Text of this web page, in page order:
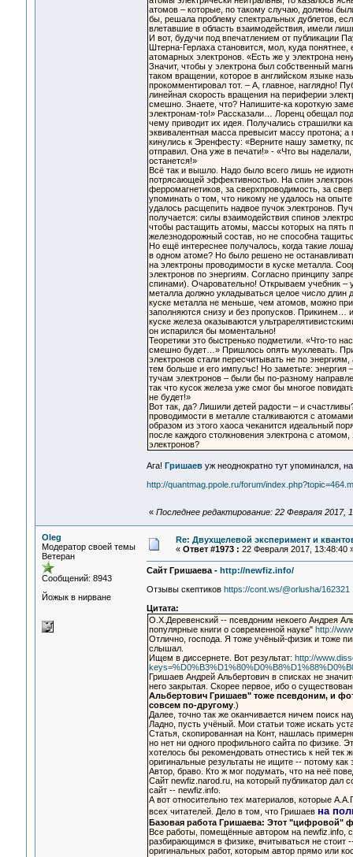
атомов – которые, по такому случаю, должны
бы, решала проблему спектральных дублетов,
влетавшие в область взаимодействия, имели
И вот, будучи под впечатлением от публикации
Штерна-Герлаха становится, мол, куда
атомарных электронов. «Есть же у электрона
Значит, чтобы у электрона был собственный
таком вращении, которое в английском языке
прокомментировал тот. – А, главное, наглядно!
линейная скорость вращения на периферии
смешно. Знаете, что? Напишите-ка короткую
электронам-то!» Рассказали… Лоренц обещал
чему приводит их идея. Получались страшилки
эквивалентная масса превысит массу протона;
кинулись к Эренфесту: «Верните нашу заметку,
отправил. Она уже в печати!» - «Что вы
останется!»
Всё так и вышло. Надо было всего лишь не
потрясающей эффективностью. На спин
ферромагнетиков, за сверхпроводимость, за
упоминать о том, что никому не удалось на
удалось расщепить надвое пучок электронов.
получается: силы взаимодействия спинов
чтобы растащить атомы, массы которых на пять
железнодорожный состав, но не способна
Но ещё интереснее получалось, когда такие
в одном атоме? Но было решено не
на электроны проводимости в куске металла.
электронов по энергиям. Согласно принципу
спинами). Очаровательно! Открываем учебник –
металла должно укладываться целое число длин
куске металла не меньше, чем атомов, можно
заполняются снизу и без пропусков. Прикинем…
куске железа оказываются
он испарился бы моментально!
Теоретики это быстренько подметили. «Что-то
смешно будет…» Пришлось опять мухлевать. При
электронов стали пересчитывать не по
тем больше и его импульс! Но заметьте: энергия
тучам электронов – были бы по-разному
так что кусок железа уже смог бы многое
не будет!»
Вот так, да? Лишили детей радости – и
проводимости в металле сталкиваются с
образом из этого хаоса чеканится идеальный
после каждого столкновения электрона с
электронов?
Ага! Гришаевуж неоднократно тут упоминался,
http://quantmag.ppole.ru/forum/
« Последнее редактирование: 22 Февраля 2017,
Oleg
Модератор своей темы
Ветеран
Сообщений: 8943
Йожык в нирване
Re: Двухщелевой эксперимент и
« Ответ #1973 : 22 Февраля 2017, 13:48:40
Сайт Гришаева - http://newfiz.info/
Отзывы скептиков https://cont.ws/@orlusha/162321
Цитата:
О.Х.Деревенский -- псевдоним некоего Андрея
популярные книги о современной науке" http://
Отлично, господа. Я тоже учёный-физик и тоже
слышал.
Ищем в диссернете. Вот результат: http://
Гришаев Андрей Альбертович в списках не
него закрытая. Скорее первое, ибо о
Альбертович Гришаев" тоже псевдоним, и
совсем по-другому.)
Далее, точно так же оканчивается ничем поиск
Ладно, пусть учёный. Мои статьи тоже искать
Статья, скопированная на Конт, нашлась
но нет ни одного профильного сайта по физике.
хотелось бы рекомендовать отнестись к ней тек
оригинальные результаты не ищите -- потому
Автор, браво. Кто ж мог подумать, что на неё
Сайт newfiz.narod.ru, на который публикатор дал
сайт -- newfiz.info.
А вот относительно тех материалов, которые
всех читателей. Дело в том, что Гришаев на
Базовая работа Гришаева: Этот "цифровой"
Все работы, помещённые автором на newfiz.info,
разбирающимся в физике, вчитываться не стоит
оригинальных работ, которым автор прямо или